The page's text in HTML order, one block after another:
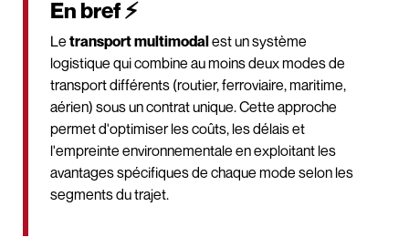
En bref ⚡
Le transport multimodalest un système
logistique qui combine au moins deux modes de
transport différents (routier, ferroviaire, maritime,
aérien) sous un contrat unique. Cette approche
permet d'optimiser les coûts, les délais et
l'empreinte environnementale en exploitant les
avantages spécifiques de chaque mode selon les
segments du trajet.